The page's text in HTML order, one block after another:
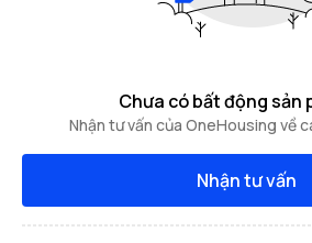
Chưa có bất động sản
Nhận tư vấn của OneHousing về
Nhận tư vấn